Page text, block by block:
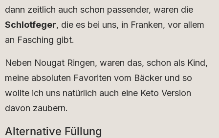
dann zeitlich auch schon passender, waren die
Schlotfeger, die es bei uns, in Franken, vor allem
an Fasching gibt.
Neben Nougat Ringen, waren das, schon als Kind,
meine absoluten Favoriten vom Bäcker und so
wollte ich uns natürlich auch eine Keto Version
davon zaubern.
Alternative Füllung